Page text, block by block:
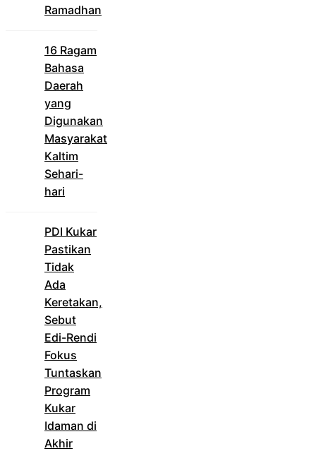
Ramadhan
16 Ragam
Bahasa
Daerah
yang
Digunakan
Masyarakat
Kaltim
Sehari-
hari
PDI Kukar
Pastikan
Tidak
Ada
Keretakan,
Sebut
Edi-Rendi
Fokus
Tuntaskan
Program
Kukar
Idaman di
Akhir